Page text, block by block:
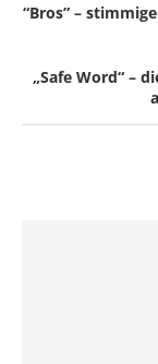
“Bros” –
„Safe Word“ –